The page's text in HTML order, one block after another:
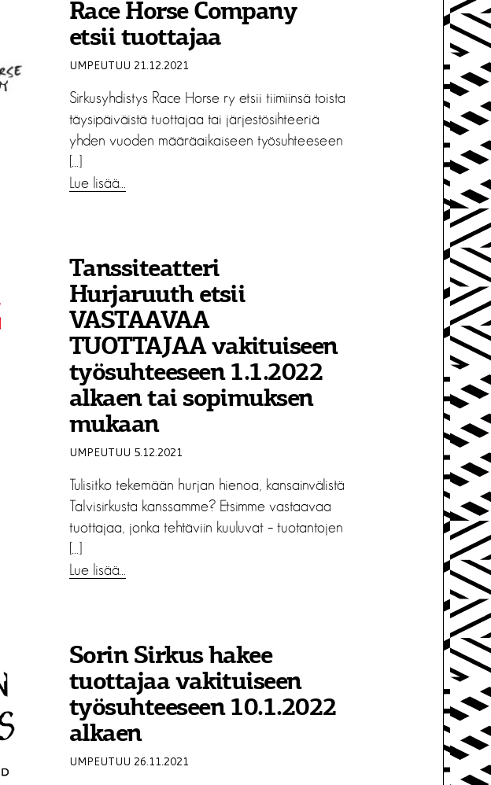
Race Horse Company
etsii tuottajaa
UMPEUTUU 21.12.2021
Sirkusyhdistys Race Horse ry etsii tiimiinsä toista
täysipäiväistä tuottajaa tai järjestösihteeriä
yhden vuoden määräaikaiseen työsuhteeseen
[…]
Lue lisää…
Tanssiteatteri
Hurjaruuth etsii
VASTAAVAA
TUOTTAJAA vakituiseen
työsuhteeseen 1.1.2022
alkaen tai sopimuksen
mukaan
UMPEUTUU 5.12.2021
Tulisitko tekemään hurjan hienoa, kansainvälistä
Talvisirkusta kanssamme? Etsimme vastaavaa
tuottajaa, jonka tehtäviin kuuluvat – tuotantojen
[…]
Lue lisää…
Sorin Sirkus hakee
tuottajaa vakituiseen
työsuhteeseen 10.1.2022
alkaen
UMPEUTUU 26.11.2021